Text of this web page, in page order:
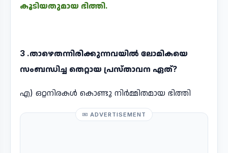
കൂടിയതുമായ ഭിത്തി.
3 .താഴെതന്നിരിക്കുന്നവയിൽ ലോമികയെ
സംബന്ധിച്ച തെറ്റായ പ്രസ്താവന ഏത്?
എ) ഒറ്റനിരകൾ കൊണ്ടു നിർമ്മിതമായ ഭിത്തി
ADVERTISEMENT